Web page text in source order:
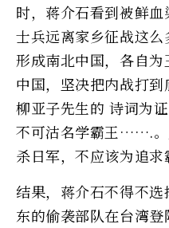
时，蒋介石看到被鲜
士兵远离家乡征战这么
形成南北中国，各自
中国，坚决把内战打
柳亚子先生的 诗词为
不可沽名学霸王…….。
杀日军，不应该为追求
结果，蒋介石不得不
东的偷袭部队在台湾